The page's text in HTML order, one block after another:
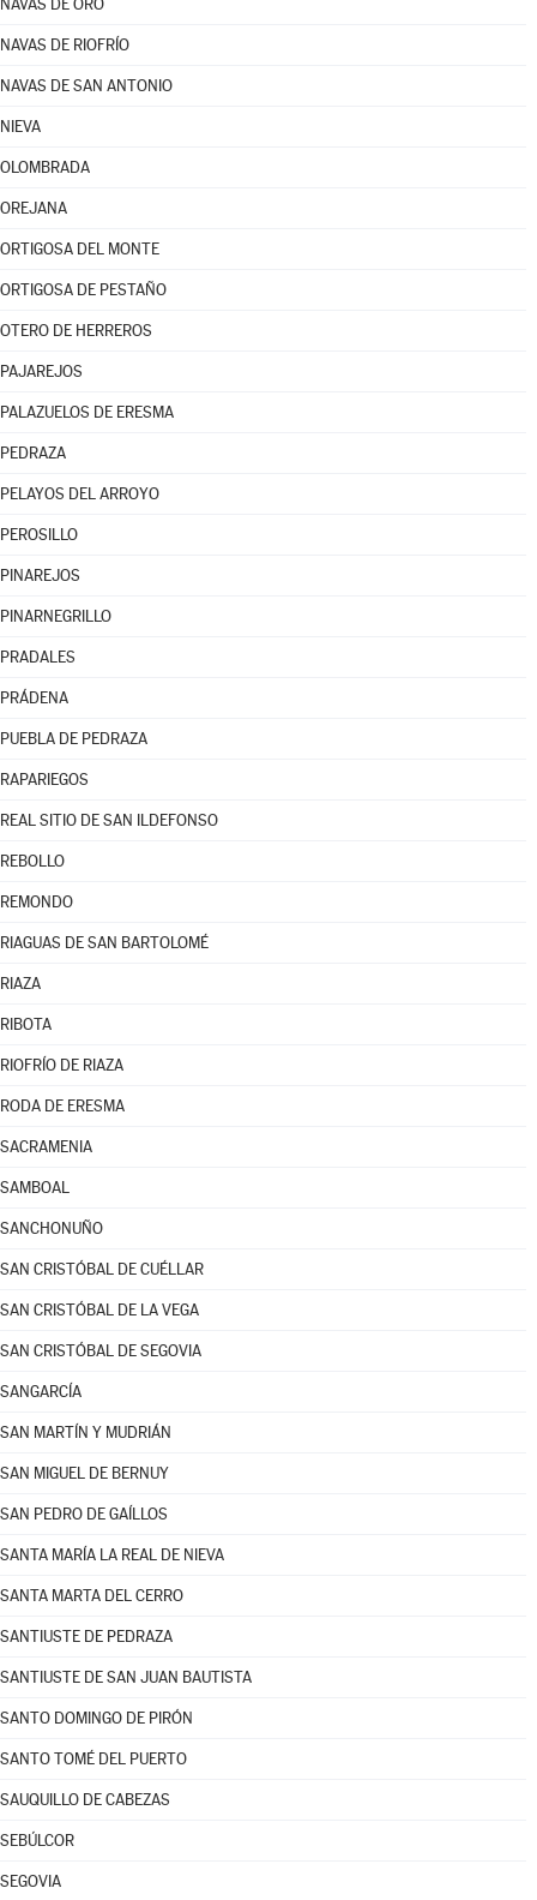
NAVAS DE ORO
NAVAS DE RIOFRÍO
NAVAS DE SAN ANTONIO
NIEVA
OLOMBRADA
OREJANA
ORTIGOSA DEL MONTE
ORTIGOSA DE PESTAÑO
OTERO DE HERREROS
PAJAREJOS
PALAZUELOS DE ERESMA
PEDRAZA
PELAYOS DEL ARROYO
PEROSILLO
PINAREJOS
PINARNEGRILLO
PRADALES
PRÁDENA
PUEBLA DE PEDRAZA
RAPARIEGOS
REAL SITIO DE SAN ILDEFONSO
REBOLLO
REMONDO
RIAGUAS DE SAN BARTOLOMÉ
RIAZA
RIBOTA
RIOFRÍO DE RIAZA
RODA DE ERESMA
SACRAMENIA
SAMBOAL
SANCHONUÑO
SAN CRISTÓBAL DE CUÉLLAR
SAN CRISTÓBAL DE LA VEGA
SAN CRISTÓBAL DE SEGOVIA
SANGARCÍA
SAN MARTÍN Y MUDRIÁN
SAN MIGUEL DE BERNUY
SAN PEDRO DE GAÍLLOS
SANTA MARÍA LA REAL DE NIEVA
SANTA MARTA DEL CERRO
SANTIUSTE DE PEDRAZA
SANTIUSTE DE SAN JUAN BAUTISTA
SANTO DOMINGO DE PIRÓN
SANTO TOMÉ DEL PUERTO
SAUQUILLO DE CABEZAS
SEBÚLCOR
SEGOVIA